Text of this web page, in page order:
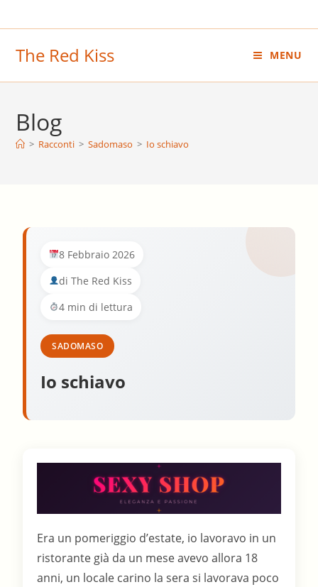
al
The Red Kiss MENU
Blog
> Racconti > Sadomaso > Io schiavo
8 Febbraio 2026
di The Red Kiss
4 min di lettura
SADOMASO
Io schiavo
Era un pomeriggio d’estate, io lavoravo in un
ristorante già da un mese avevo allora 18
anni, un locale carino la sera si lavorava poco